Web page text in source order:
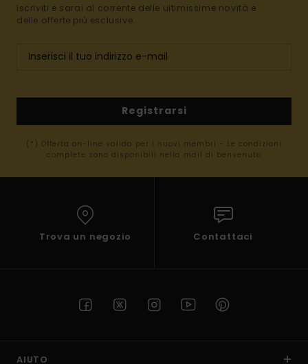
Iscriviti e sarai al corrente delle ultimissime novità e
delle offerte più esclusive.
Registrarsi
(*) Offerta on-line valida per i nuovi membri - Le condizioni
complete sono disponibili nella mail di benvenuto
Trova un negozio Contattaci
AIUTO